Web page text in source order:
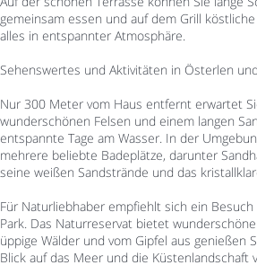
gemeinsam essen und auf dem Grill
alles in entspannter Atmosphäre.
Sehenswertes und Aktivitäten in Österlen
Nur 300 Meter vom Haus entfernt erwartet
wunderschönen Felsen und einem langen
entspannte Tage am Wasser. In der
mehrere beliebte Badeplätze, darunter
seine weißen Sandstrände und das
Für Naturliebhaber empfiehlt sich ein
Park. Das Naturreservat bietet
üppige Wälder und vom Gipfel aus genießen
Blick auf das Meer und die Küstenlandschaft